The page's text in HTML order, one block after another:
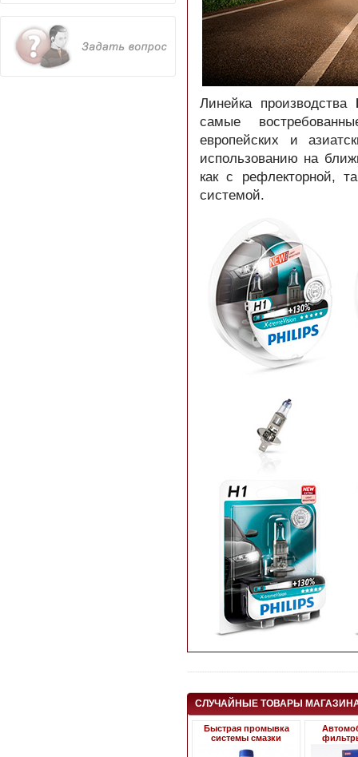
Линейка производства
самые
европейских и
использованию на
как с рефлекторной,
системой.
СЛУЧАЙНЫЕ ТОВАРЫ
Быстрая промывка
системы смазки